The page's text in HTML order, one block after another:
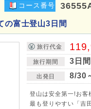
コース番号
の富士登山3日間
旅行代金
旅行期間 3日間
出発日 8/30
登山は安全第一!お客
最も登りやすい「吉